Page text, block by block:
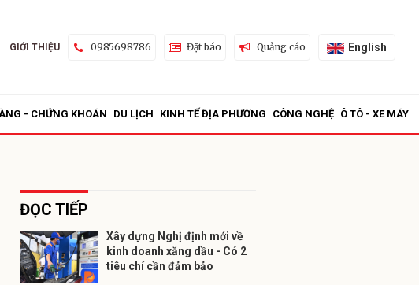
GIỚI THIỆU 0985698786 Đặt báo Quảng cáo English
- CHỨNG KHOÁN DU LỊCH KINH TẾ ĐỊA PHƯƠNG CÔNG NGHỆ Ô TÔ - XE MÁY
ĐỌC TIẾP
Xây dựng Nghị định mới về
kinh doanh xăng dầu - Có 2
tiêu chí cần đảm bảo
Gửi